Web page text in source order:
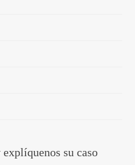
su caso